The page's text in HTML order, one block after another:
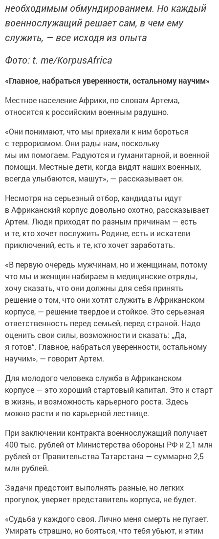
необходимым обмундированием. Но каждый
военнослужащий решает сам, в чем ему
служить, — все исходя из опыта
Фото: t. me/KorpusAfrica
«Главное, набраться уверенности, остальному научим»
Местное население Африки, по словам Артема,
относится к российским военным радушно.
«Они понимают, что мы приехали к ним бороться
с терроризмом. Они рады нам, поскольку
мы им помогаем. Радуются и гуманитарной, и военной
помощи. Местные дети, когда видят наших военных,
всегда улыбаются, машут», — рассказывает он.
Несмотря на серьезный отбор, кандидаты идут
в Африканский корпус довольно охотно, рассказывает
Артем. Люди приходят по разным причинам — есть
и те, кто хочет послужить Родине, есть и искатели
приключений, есть и те, кто хочет заработать.
«В первую очередь мужчинам, но и женщинам, потому
что мы и женщин набираем в медицинские отряды,
хочу сказать, что они должны для себя принять
решение о том, что они хотят служить в Африканском
корпусе, — решение твердое и стойкое. Это серьезная
ответственность перед семьей, перед страной. Надо
оценить свои силы, возможности и сказать: „Да,
я готов“. Главное, набраться уверенности, остальному
научим», — говорит Артем.
Для молодого человека служба в Африканском
корпусе — это хороший стартовый капитал. Это и старт
в жизнь, и возможность карьерного роста. Здесь
можно расти и по карьерной лестнице.
При заключении контракта военнослужащий получает
400 тыс. рублей от Министерства обороны РФ и 2,1 млн
рублей от Правительства Татарстана — суммарно 2,5
млн рублей.
Задачи предстоит выполнять разные, но легких
прогулок, уверяет представитель корпуса, не будет.
«Судьба у каждого своя. Лично меня смерть не пугает.
Умирать страшно, но бояться, что тебя убьют, и этим